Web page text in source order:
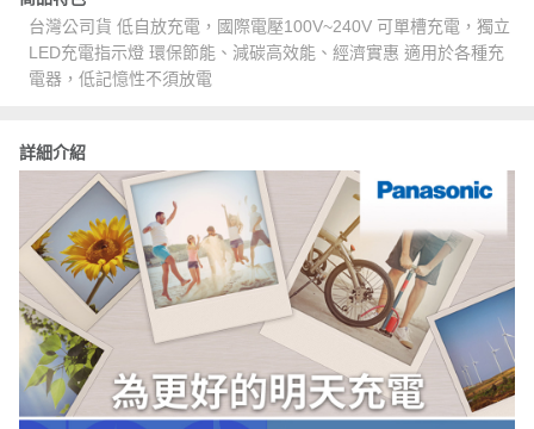
台灣公司貨 低自放充電，國際電壓100V~240V 可單槽充電，獨立
LED充電指示燈 環保節能、減碳高效能、經濟實惠 適用於各種充
電器，低記憶性不須放電
詳細介紹